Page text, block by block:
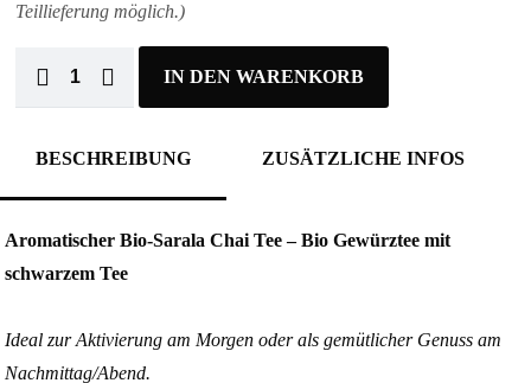
Teillieferung möglich.)
IN DEN WARENKORB
BESCHREIBUNG ZUSÄTZLICHE INFOS
Aromatischer Bio-Sarala Chai Tee – Bio Gewürztee mit
schwarzem Tee
Ideal zur Aktivierung am Morgen oder als gemütlicher Genuss am
Nachmittag/Abend.